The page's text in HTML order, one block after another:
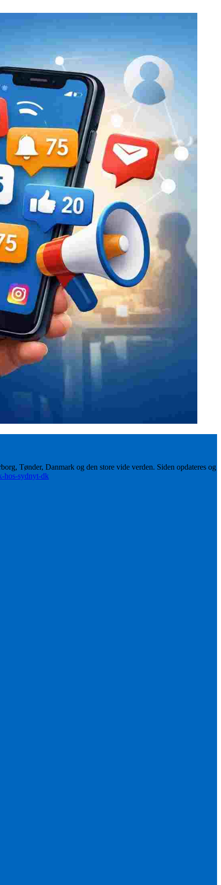
Tønder, Danmark og den store vide verden. Siden opdateres og
hos-sydnyt-dk